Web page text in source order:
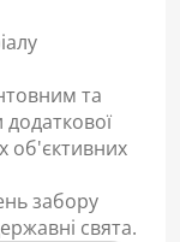
та
об'єктивних
забору
свята.